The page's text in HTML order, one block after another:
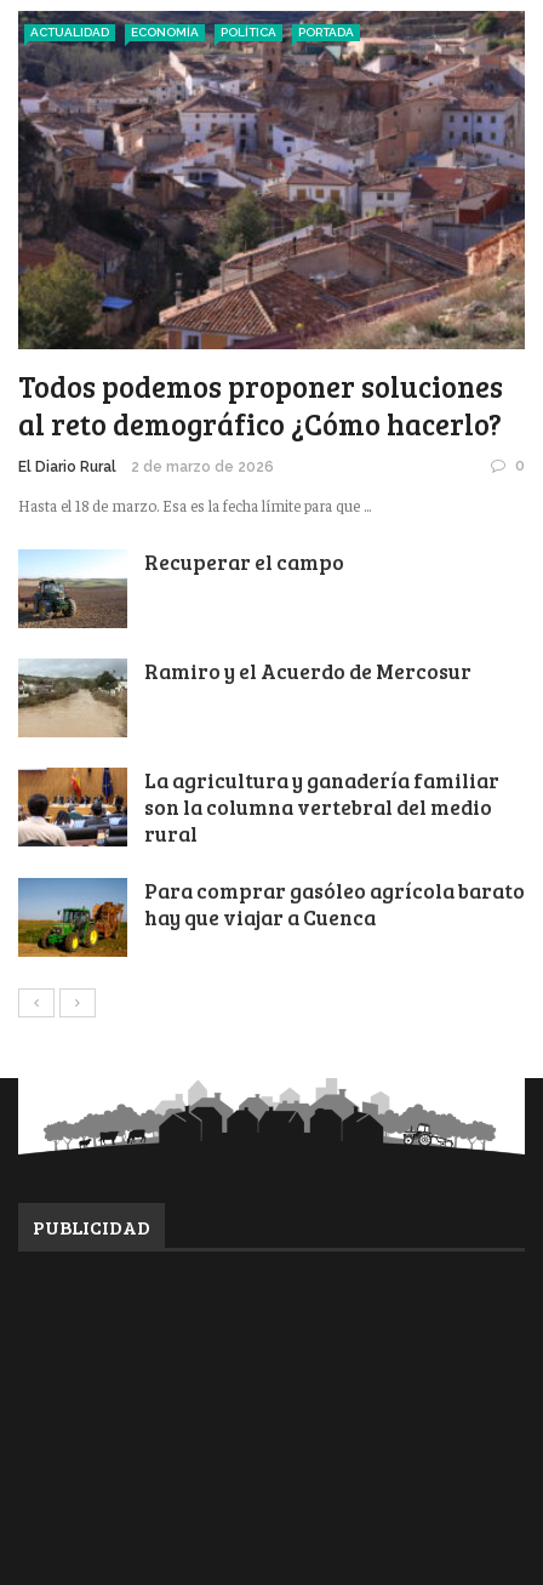
ACTUALIDAD ECONOMÍA POLÍTICA PORTADA
Todos podemos proponer soluciones
al reto demográfico ¿Cómo hacerlo?
El Diario Rural 2 de marzo de 2026 0
Hasta el 18 de marzo. Esa es la fecha límite para que ...
Recuperar el campo
Ramiro y el Acuerdo de Mercosur
La agricultura y ganadería familiar
son la columna vertebral del medio
rural
Para comprar gasóleo agrícola barato
hay que viajar a Cuenca
PUBLICIDAD